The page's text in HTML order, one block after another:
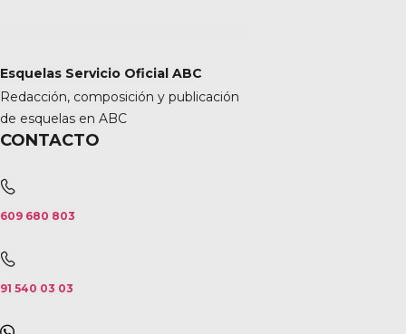
Esquelas Servicio Oficial ABC
Redacción, composición y publicación
de esquelas en ABC
CONTACTO
609 680 803
91 540 03 03